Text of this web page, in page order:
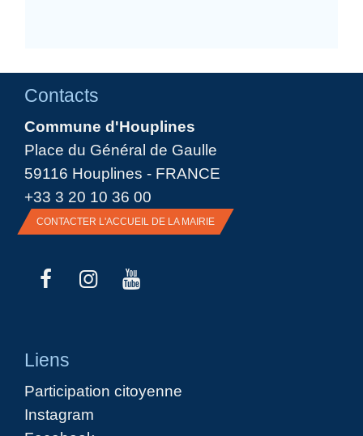
Contacts
Commune d'Houplines
Place du Général de Gaulle
59116 Houplines - FRANCE
+33 3 20 10 36 00
CONTACTER L'ACCUEIL DE LA MAIRIE
Liens
Participation citoyenne
Instagram